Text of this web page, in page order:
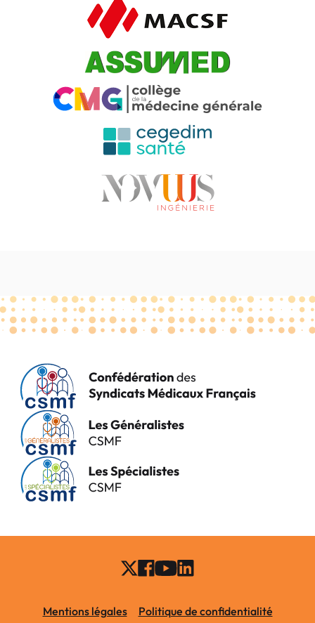
Mentions légales Politique de confidentialité